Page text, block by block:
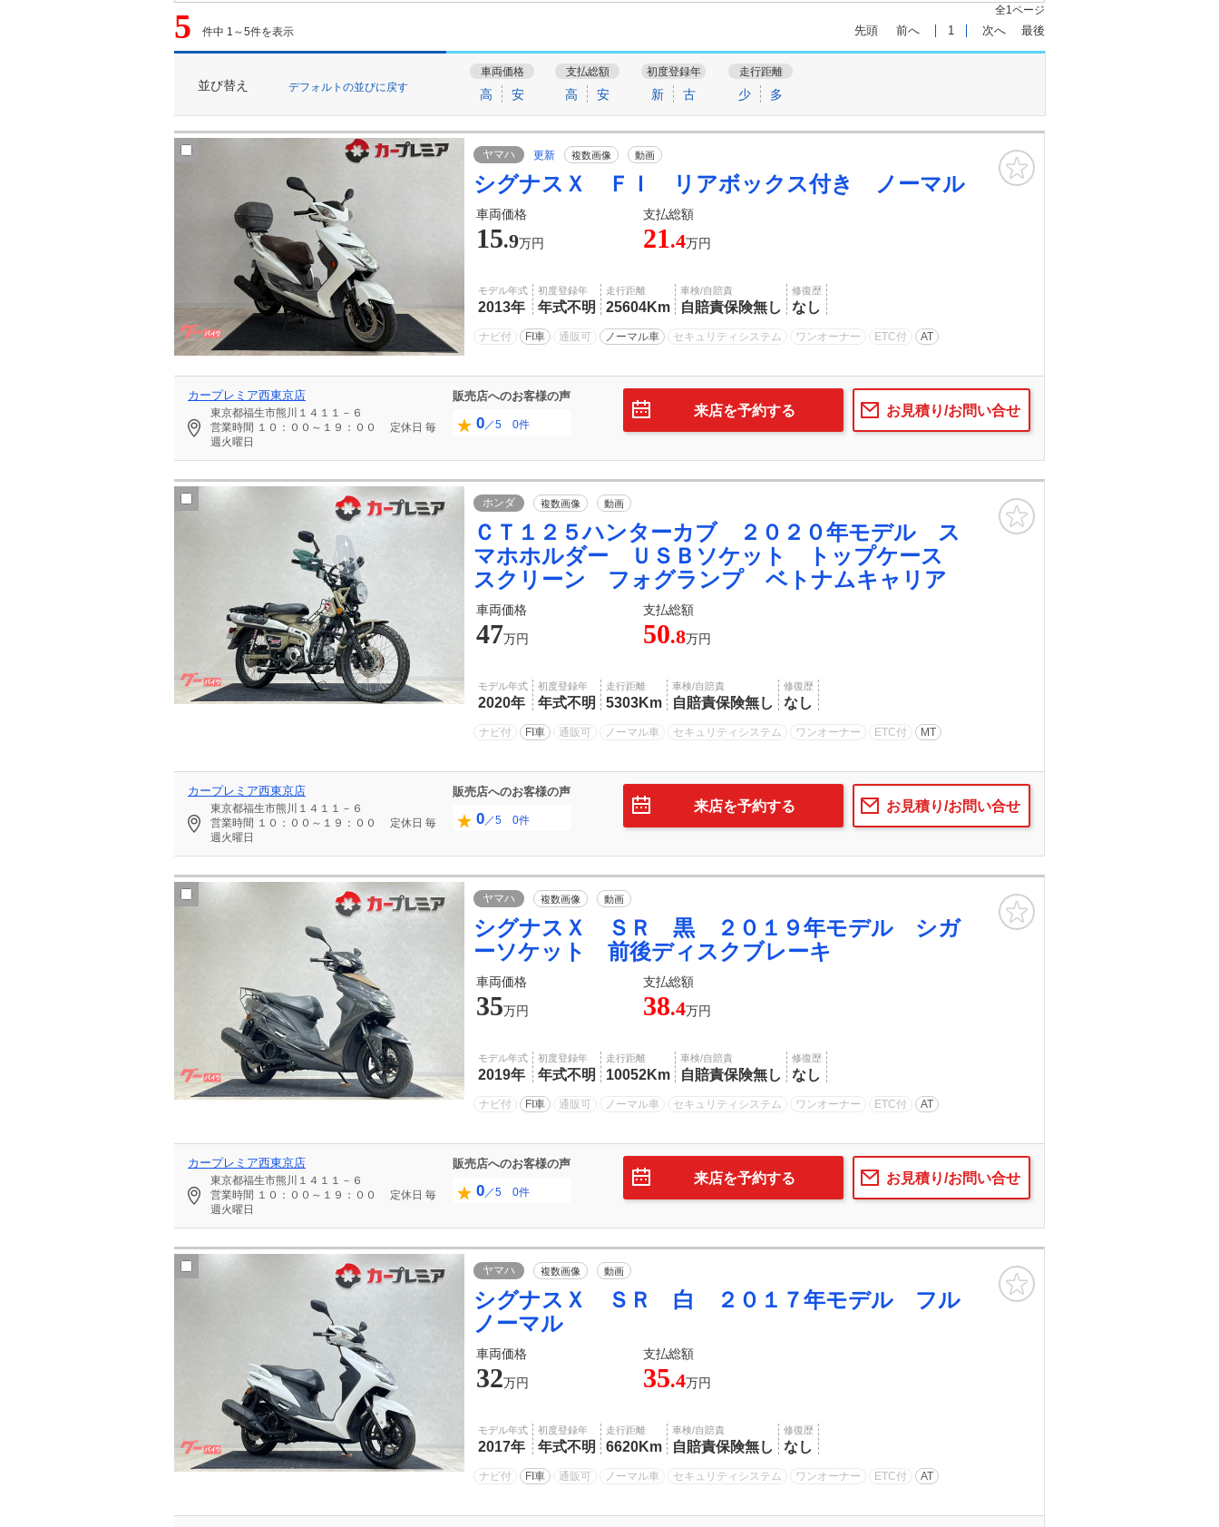
5 件中 1～5件を表示
全1ページ
先頭 前へ 1 次へ 最後
並び替え デフォルトの並びに戻す
車両価格
高 安
支払総額
高 安
初度登録年
新 古
走行距離
少 多
ヤマハ 更新 複数画像 動画
シグナスＸ ＦＩ リアボックス付き ノーマル
車両価格 支払総額
15.9万円 21.4万円
モデル年式
2013年
初度登録年
年式不明
走行距離
25604Km
車検/自賠責
自賠責保険無し
修復歴
なし
ナビ付 FI車 通販可 ノーマル車 セキュリティシステム ワンオーナー ETC付 AT
カープレミア西東京店
東京都福生市熊川１４１１－６
営業時間 １０：００～１９：００ 定休日 毎
週火曜日
販売店へのお客様の声
0／5 0件
お見積り/お問い合せ
来店を予約する
ホンダ 複数画像 動画
ＣＴ１２５ハンターカブ ２０２０年モデル ス
マホホルダー ＵＳＢソケット トップケース
スクリーン フォグランプ ベトナムキャリア
車両価格 支払総額
47万円 50.8万円
モデル年式
2020年
初度登録年
年式不明
走行距離
5303Km
車検/自賠責
自賠責保険無し
修復歴
なし
ナビ付 FI車 通販可 ノーマル車 セキュリティシステム ワンオーナー ETC付 MT
カープレミア西東京店
東京都福生市熊川１４１１－６
営業時間 １０：００～１９：００ 定休日 毎
週火曜日
販売店へのお客様の声
0／5 0件
お見積り/お問い合せ
来店を予約する
ヤマハ 複数画像 動画
シグナスＸ ＳＲ 黒 ２０１９年モデル シガ
ーソケット 前後ディスクブレーキ
車両価格 支払総額
35万円 38.4万円
モデル年式
2019年
初度登録年
年式不明
走行距離
10052Km
車検/自賠責
自賠責保険無し
修復歴
なし
ナビ付 FI車 通販可 ノーマル車 セキュリティシステム ワンオーナー ETC付 AT
カープレミア西東京店
東京都福生市熊川１４１１－６
営業時間 １０：００～１９：００ 定休日 毎
週火曜日
販売店へのお客様の声
0／5 0件
お見積り/お問い合せ
来店を予約する
ヤマハ 複数画像 動画
シグナスＸ ＳＲ 白 ２０１７年モデル フル
ノーマル
車両価格 支払総額
32万円 35.4万円
モデル年式
2017年
初度登録年
年式不明
走行距離
6620Km
車検/自賠責
自賠責保険無し
修復歴
なし
ナビ付 FI車 通販可 ノーマル車 セキュリティシステム ワンオーナー ETC付 AT